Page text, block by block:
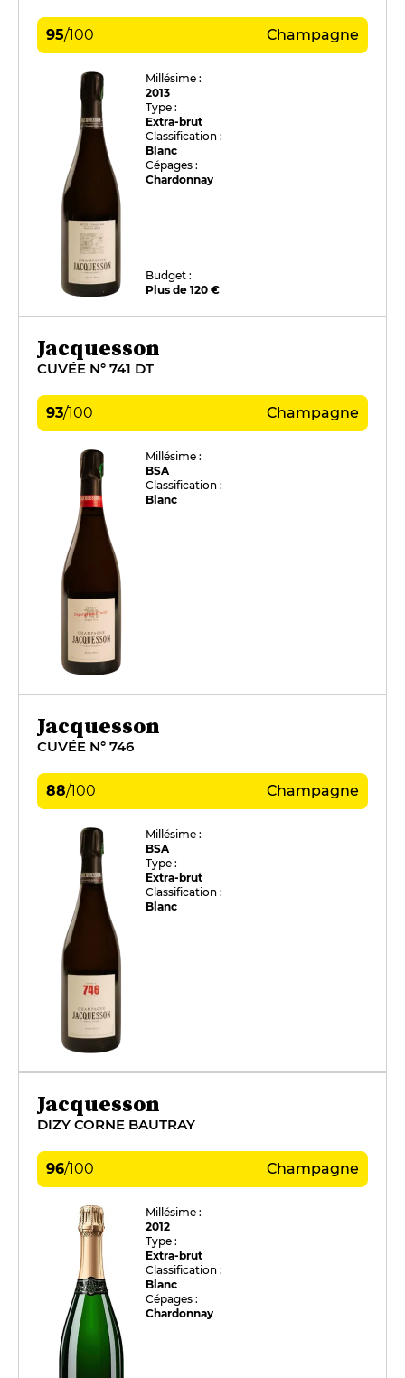
95/100 Champagne
Millésime :
2013
Type :
Extra-brut
Classification :
Blanc
Cépages :
Chardonnay
Budget :
Plus de 120 €
Jacquesson
CUVÉE N° 741 DT
93/100 Champagne
Millésime :
BSA
Classification :
Blanc
Jacquesson
CUVÉE N° 746
88/100 Champagne
Millésime :
BSA
Type :
Extra-brut
Classification :
Blanc
Jacquesson
DIZY CORNE BAUTRAY
96/100 Champagne
Millésime :
2012
Type :
Extra-brut
Classification :
Blanc
Cépages :
Chardonnay